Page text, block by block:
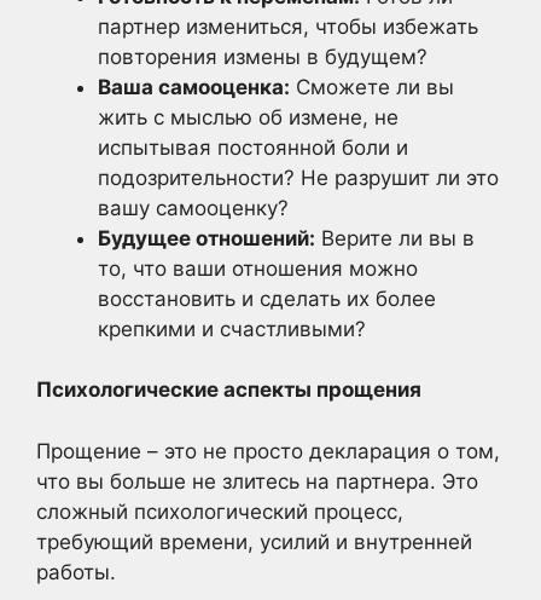
партнер измениться, чтобы избежать
повторения измены в будущем?
Ваша самооценка: Сможете ли вы
жить с мыслью об измене, не
испытывая постоянной боли и
подозрительности? Не разрушит ли это
вашу самооценку?
Будущее отношений: Верите ли вы в
то, что ваши отношения можно
восстановить и сделать их более
крепкими и счастливыми?
Психологические аспекты прощения
Прощение – это не просто декларация о том,
что вы больше не злитесь на партнера. Это
сложный психологический процесс,
требующий времени, усилий и внутренней
работы.